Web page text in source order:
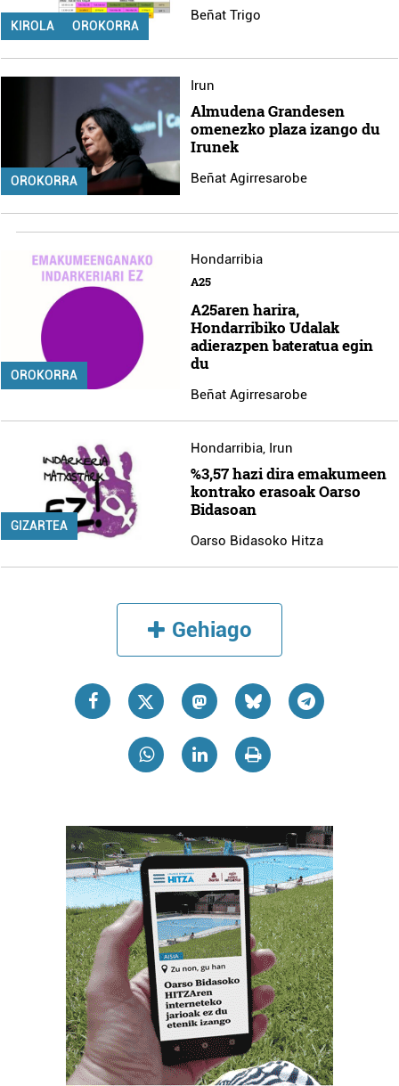
KIROLA OROKORRA
Beñat Trigo
OROKORRA
Irun
Almudena Grandesen
omenezko plaza izango du
Irunek
Beñat Agirresarobe
OROKORRA
Hondarribia
A25
A25aren harira,
Hondarribiko Udalak
adierazpen bateratua egin
du
Beñat Agirresarobe
GIZARTEA
Hondarribia, Irun
%3,57 hazi dira emakumeen
kontrako erasoak Oarso
Bidasoan
Oarso Bidasoko Hitza
Gehiago